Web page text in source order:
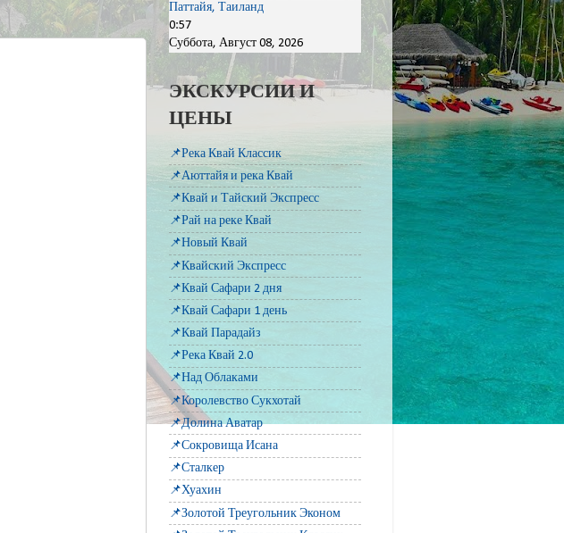
Паттайя, Таиланд
0:57
Суббота, Август 08, 2026
ЭКСКУРСИИ И
ЦЕНЫ
📌Река Квай Классик
📌Аюттайя и река Квай
📌Квай и Тайский Экспресс
📌Рай на реке Квай
📌Новый Квай
📌Квайский Экспресс
📌Квай Сафари 2 дня
📌Квай Сафари 1 день
📌Квай Парадайз
📌Река Квай 2.0
📌Над Облаками
📌Королевство Сукхотай
📌Долина Аватар
📌Сокровища Исана
📌Сталкер
📌Хуахин
📌Золотой Треугольник Эконом